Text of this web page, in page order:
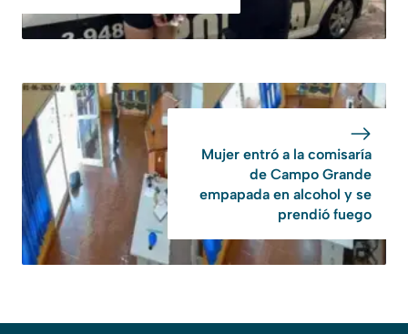
Mujer entró a la comisaría
de Campo Grande
empapada en alcohol y se
prendió fuego